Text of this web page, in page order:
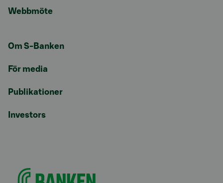
Webbmöte
Om S-Banken
För media
Publikationer
Investors